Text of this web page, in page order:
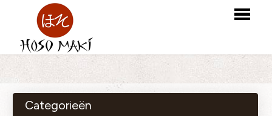
BESTELLEN
Categorieën